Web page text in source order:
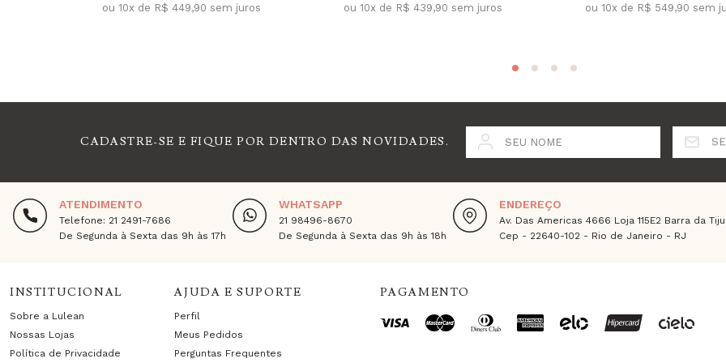
ou 10x de R$ 449,90 sem juros ou 10x de R$ 439,90 sem juros ou 10x de R$ 549,90 sem
CADASTRE-SE E FIQUE POR DENTRO DAS NOVIDADES. SEU NOME
ATENDIMENTO
Telefone: 21 2491-7686
De Segunda à Sexta das 9h às 17h
WHATSAPP
21 98496-8670
De Segunda à Sexta das 9h às 18h
ENDEREÇO
Av. Das Americas 4666 Loja 115E2 Barra da
Cep - 22640-102 - Rio de Janeiro - RJ
INSTITUCIONAL
Sobre a Lulean
Nossas Lojas
Política de Privacidade
AJUDA E SUPORTE
Perfil
Meus Pedidos
Perguntas Frequentes
PAGAMENTO